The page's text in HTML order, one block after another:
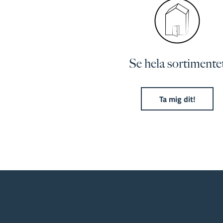
Se hela
Ta mig dit!